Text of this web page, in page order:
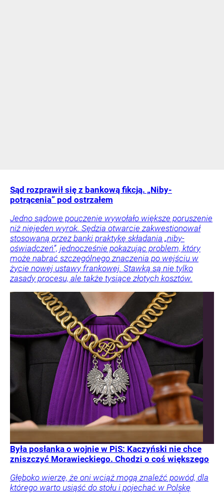
Sąd rozprawił się z bankową fikcją. „Niby-
potrącenia” pod ostrzałem
Jedno sądowe pouczenie wywołało większe poruszenie
niż niejeden wyrok. Sędzia otwarcie zakwestionował
stosowaną przez banki praktykę składania „niby-
oświadczeń”, jednocześnie pokazując problem, który
może nabrać szczególnego znaczenia po wejściu w
życie nowej ustawy frankowej. Stawką są nie tylko
zasady procesu, ale także tysiące złotych kosztów.
Była posłanka o wojnie w PiS: Kaczyński nie chce
zniszczyć Morawieckiego. Chodzi o coś większego
Głęboko wierzę, że oni wciąż mogą znaleźć powód, dla
którego warto usiąść do stołu i pojechać w Polskę